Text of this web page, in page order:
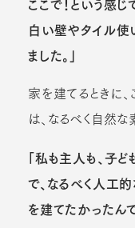
白い壁やタイル
ました。」
家を建てるときに
は、なるべく自然な
「私も主人も、子
で、なるべく人工
を建てたかったんで